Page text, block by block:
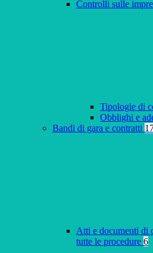
Controlli sulle
Tipologie di
Obblighi e
Bandi di gara e contratti
Atti e documenti di
tutte le procedure 6